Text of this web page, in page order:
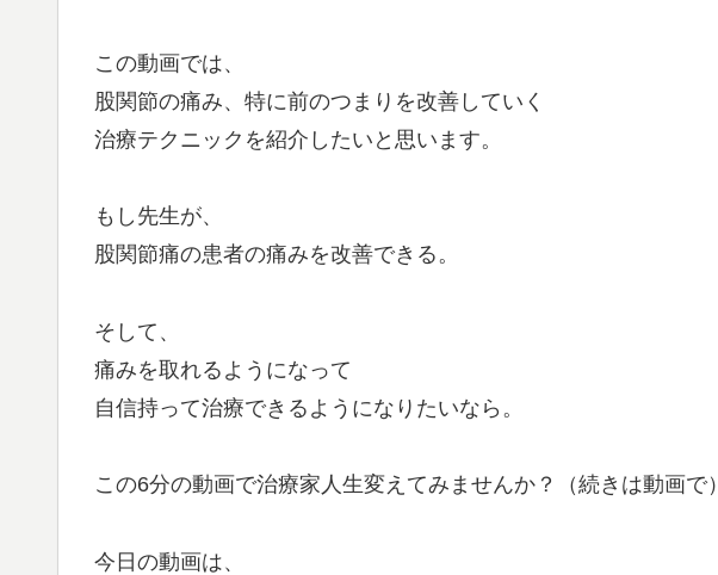
この動画では、
股関節の痛み、特に前のつまりを改善していく
治療テクニックを紹介したいと思います。
もし先生が、
股関節痛の患者の痛みを改善できる。
そして、
痛みを取れるようになって
自信持って治療できるようになりたいなら。
この6分の動画で治療家人生変えてみませんか？（続きは動画で）
今日の動画は、